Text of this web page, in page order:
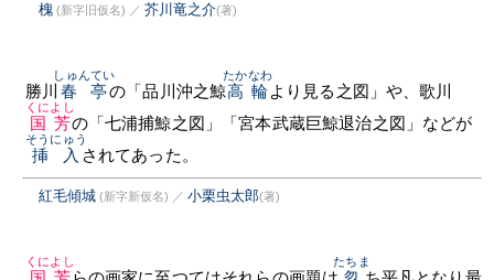
槐 (新字旧仮名) ／ 芥川竜之介(著)
勝川 春亭
しゅんてい
の「品川沖之鯨高輪
たかなわ
より見る之図」や、歌川
国芳
くによし
の「七浦捕鯨之図」「宮本武蔵巨鯨退治之図」などが
挿入
そうにゅう
されてあった。
紅毛傾城 (新字新仮名) ／ 小栗虫太郎(著)
くによし たちま